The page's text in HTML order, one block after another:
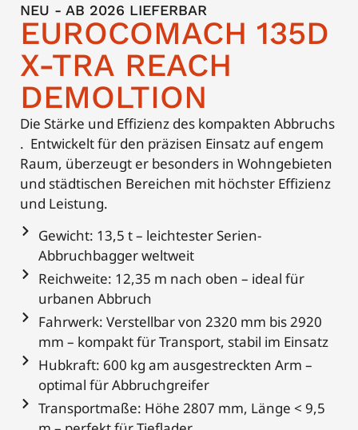
NEU - AB 2026 LIEFERBAR
EUROCOMACH 135D
X-TRA REACH
DEMOLTION
Die Stärke und Effizienz des kompakten Abbruchs​
. Entwickelt für den präzisen Einsatz auf engem
Raum, überzeugt er besonders in Wohngebieten
und städtischen Bereichen mit höchster Effizienz
und Leistung.
Gewicht: 13,5 t – leichtester Serien-
Abbruchbagger weltweit
Reichweite: 12,35 m nach oben – ideal für
urbanen Abbruch
Fahrwerk: Verstellbar von 2320 mm bis 2920
mm – kompakt für Transport, stabil im Einsatz
Hubkraft: 600 kg am ausgestreckten Arm –
optimal für Abbruchgreifer
Transportmaße: Höhe 2807 mm, Länge < 9,5